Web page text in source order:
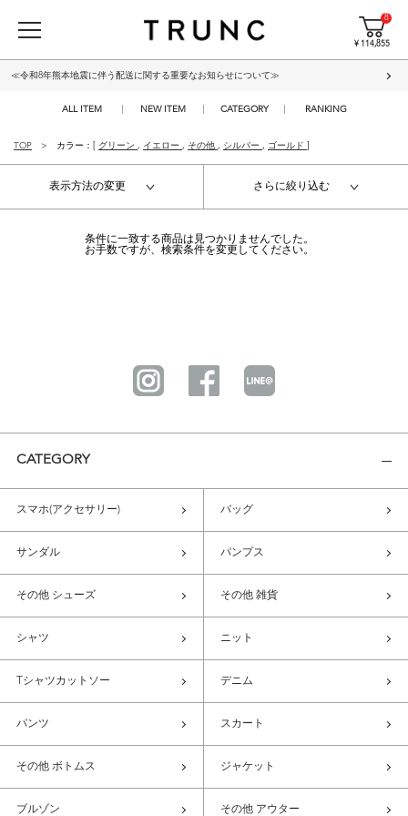
8
¥ 114,855
≪令和8年熊本地震に伴う配送に関する重要なお知らせについて≫
ALL ITEM NEW ITEM CATEGORY RANKING
TOP カラー：[ グリーン , イエロー , その他 , シルバー , ゴールド
表示方法の変更 さらに絞り込む
条件に一致する商品は見つかりませんでした。
お手数ですが、検索条件を変更してください。
CATEGORY
スマホ(アクセサリー) バッグ
サンダル パンプス
その他 シューズ その他 雑貨
シャツ ニット
Tシャツカットソー デニム
パンツ スカート
その他 ボトムス ジャケット
ブルゾン その他 アウター